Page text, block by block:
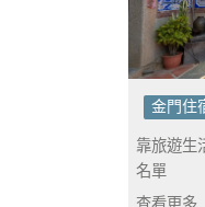
金門住
靠旅遊生
名單